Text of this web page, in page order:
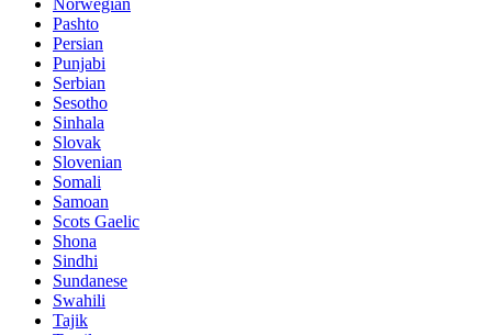
Norwegian
Pashto
Persian
Punjabi
Serbian
Sesotho
Sinhala
Slovak
Slovenian
Somali
Samoan
Scots Gaelic
Shona
Sindhi
Sundanese
Swahili
Tajik